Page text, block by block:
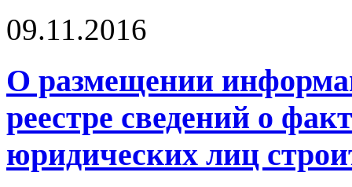
09.11.2016
О размещении
реестре сведений о
юридических лиц